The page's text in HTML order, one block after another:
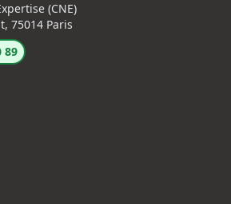
(CNE)
75014 Paris
89